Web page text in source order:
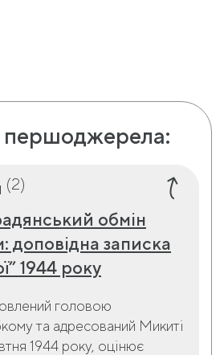
першоджерела:
(2)
обмін
доповідна записка
1944 року
головою
та адресований Микиті
1944 року, оцінює